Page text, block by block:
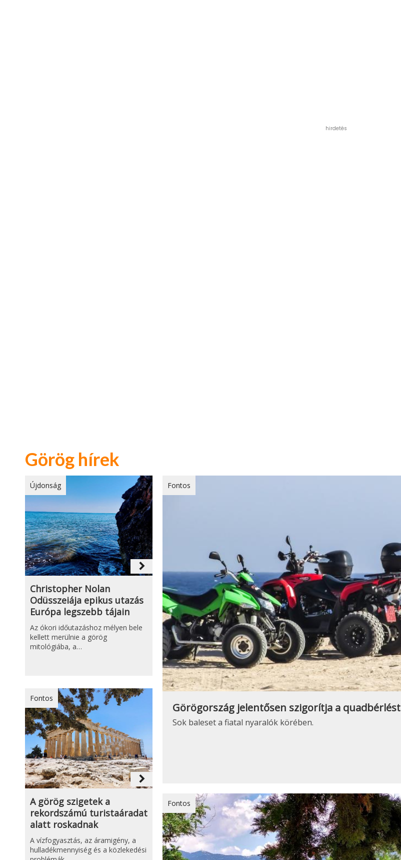
hirdetés
Görög hírek
Újdonság
navigate_next
Christopher Nolan
Odüsszeiája epikus utazás
Európa legszebb tájain
Az ókori időutazáshoz mélyen bele
kellett merülnie a görög
mitológiába, a…
Fontos
navigate_next
A görög szigetek a
rekordszámú turistaáradat
alatt roskadnak
A vízfogyasztás, az áramigény, a
hulladékmennyiség és a közlekedési
Fontos
Görögország jelentősen szigorítja a quadbérlést
Sok baleset a fiatal nyaralók körében.
Fontos